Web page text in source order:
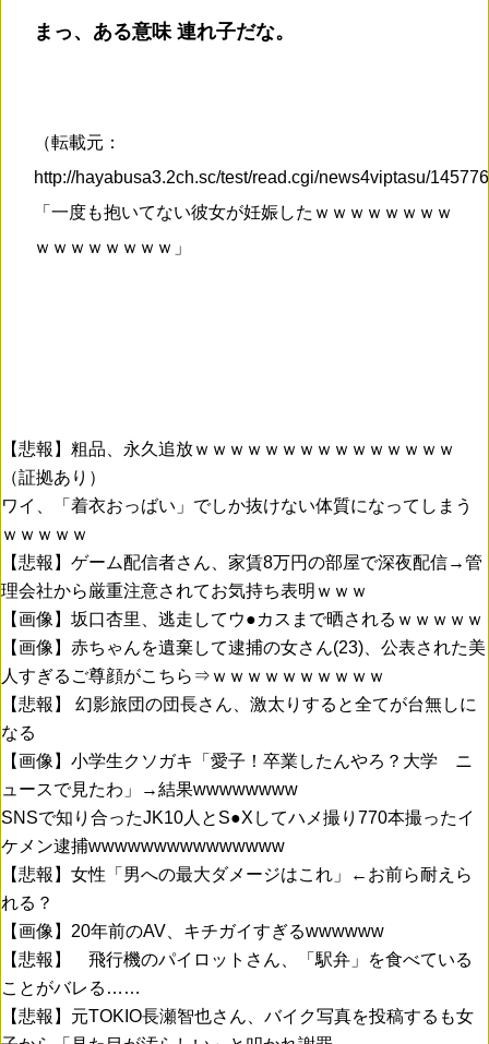
まっ、ある意味 連れ子だな。
（転載元：
http://hayabusa3.2ch.sc/test/read.cgi/news4viptasu/
「一度も抱いてない彼女が妊娠したｗｗｗｗｗｗｗｗ
ｗｗｗｗｗｗｗｗ」
【悲報】粗品、永久追放ｗｗｗｗｗｗｗｗｗｗｗｗｗｗｗ
（証拠あり）
ワイ、「着衣おっばい」でしか抜けない体質になってしまう
ｗｗｗｗｗ
【悲報】ゲーム配信者さん、家賃8万円の部屋で深夜配信→管
理会社から厳重注意されてお気持ち表明ｗｗｗ
【画像】坂口杏里、逃走してウ●カスまで晒されるｗｗｗｗｗ
【画像】赤ちゃんを遺棄して逮捕の女さん(23)、公表された美
人すぎるご尊顔がこちら⇒ｗｗｗｗｗｗｗｗｗｗ
【悲報】 幻影旅団の団長さん、激太りすると全てが台無しに
なる
【画像】小学生クソガキ「愛子！卒業したんやろ？大学 ニ
ュースで見たわ」→結果wwwwwwww
SNSで知り合ったJK10人とS●Xしてハメ撮り770本撮ったイ
ケメン逮捕wwwwwwwwwwwwwww
【悲報】女性「男への最大ダメージはこれ」←お前ら耐えら
れる？
【画像】20年前のAV、キチガイすぎるwwwwww
【悲報】 飛行機のパイロットさん、「駅弁」を食べている
ことがバレる……
【悲報】元TOKIO長瀬智也さん、バイク写真を投稿するも女